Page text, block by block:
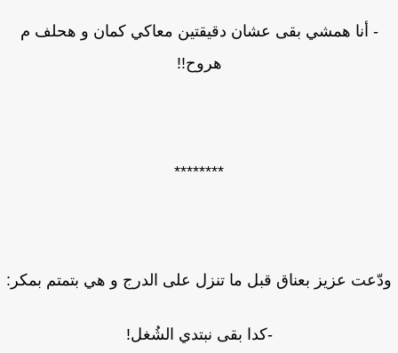
- أنا همشي بقى عشان دقيقتين معاكي كمان و هحلف م
هروح!!
********
عزيز بعناق قبل ما تنزل على الدرج و هي بتمتم بمكر:
-كدا بقى نبتدي الشُغل!